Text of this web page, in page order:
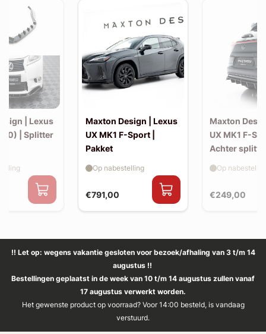
| Lexus
| Splitter
Maxton Design | Lexus
UX MK1 F-Sport |
Pakket
€791,00
Op nabestelling
Maxton
UX MK1 F-
Achter
€249,00
Op
!! Let op: wegens vakantie gesloten voor bezoek/afhaling van 3 t/m 14
augustus !!
Bestellingen geplaatst in de week van 10 t/m 14 augustus zullen vanaf
17 augustus verwerkt worden.
Het gewenste product op voorraad? Voor 14:00 besteld, is vandaag
verstuurd.